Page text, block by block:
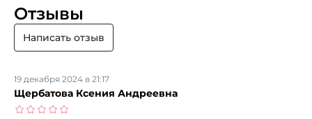
Отзывы
Написать отзыв
Щербатова Ксения Андреевна
19 декабря 2024 в 21:17